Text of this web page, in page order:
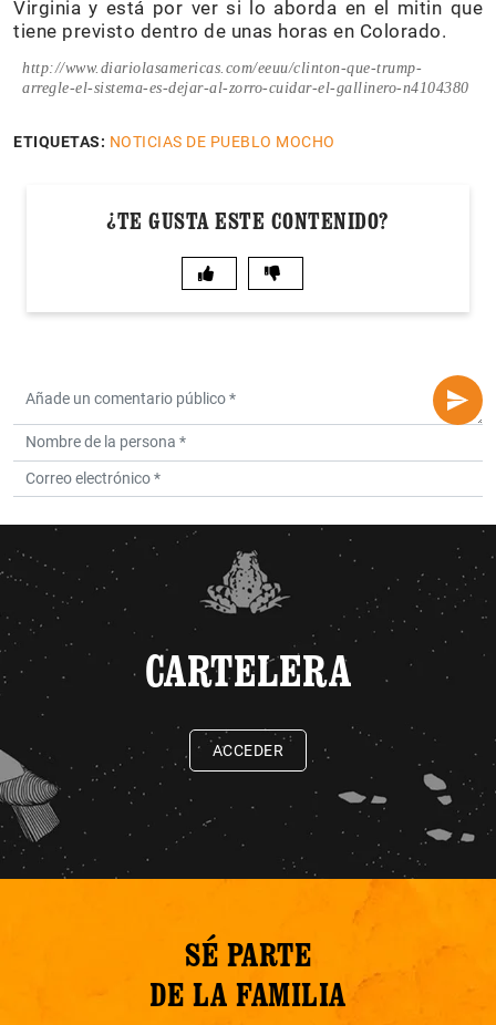
Virginia y está por ver si lo aborda en el mitin que
tiene previsto dentro de unas horas en Colorado.
http://www.diariolasamericas.com/eeuu/clinton-que-trump-
arregle-el-sistema-es-dejar-al-zorro-cuidar-el-gallinero-n4104380
ETIQUETAS: NOTICIAS DE PUEBLO MOCHO
¿TE GUSTA ESTE CONTENIDO?
CARTELERA
ACCEDER
SÉ PARTE
DE LA FAMILIA